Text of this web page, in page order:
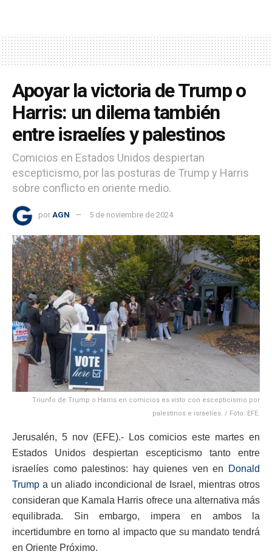
Apoyar la victoria de Trump o
Harris: un dilema también
entre israelíes y palestinos
Comicios en Estados Unidos despiertan
escepticismo, por las posturas de Trump y Harris
sobre conflicto en oriente medio.
por AGN 5 de noviembre de 2024
Triunfo de Trump o Harris en comicios es visto con escepticismo por
palestinos e israelíes. / Foto: EFE.
Jerusalén, 5 nov (EFE).- Los comicios este martes en
Estados Unidos despiertan escepticismo tanto entre
israelíes como palestinos: hay quienes ven en
Donald
Trump a un aliado incondicional de Israel, mientras otros
consideran que Kamala Harris ofrece una alternativa más
equilibrada. Sin embargo, impera en ambos la
incertidumbre en torno al impacto que su mandato tendrá
en Oriente Próximo.